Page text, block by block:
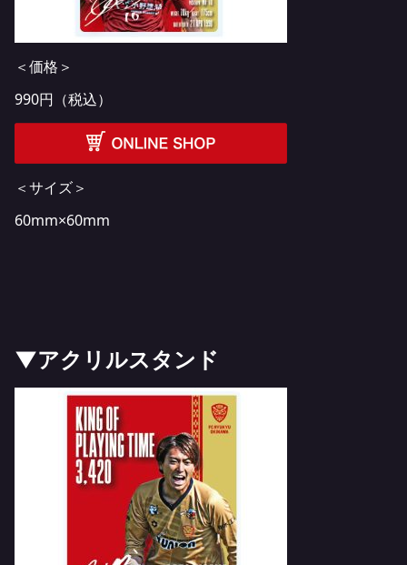
＜価格＞
990円（税込）
＜サイズ＞
60mm×60mm
▼アクリルスタンド